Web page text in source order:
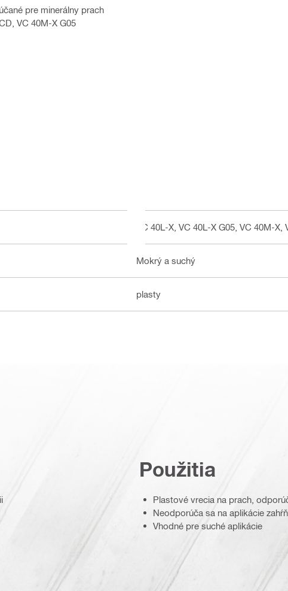
pre minerálny prach
VC 40M-X G05
VC 40L-X, VC 40L-X G05, VC 40M-
Mokrý a suchý
plasty
Použitia
Plastové vrecia na prach,
Neodporúča sa na aplikácie
Vhodné pre suché aplikácie